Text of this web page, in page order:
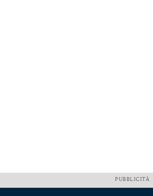
PUBBLICITÀ